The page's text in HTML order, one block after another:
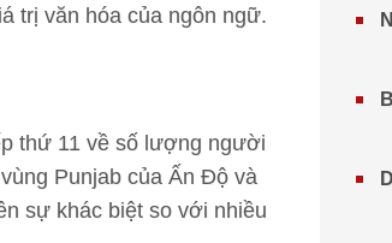
trị văn hóa của ngôn ngữ.
thứ 11 về số lượng người
Punjab của Ấn Độ và
sự khác biệt so với nhiều